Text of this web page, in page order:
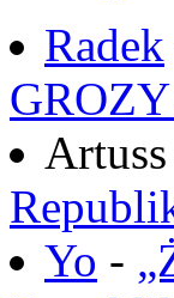
Radek
Yo -